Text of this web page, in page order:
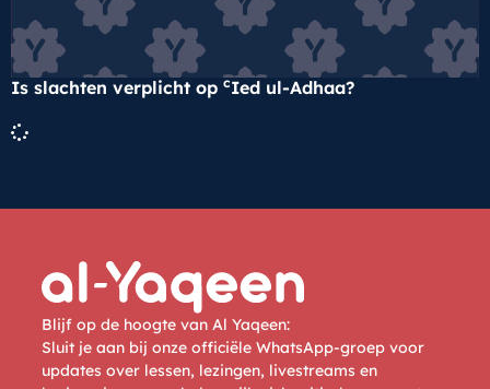
Is slachten verplicht op cIed ul-Adhaa?
Blijf op de hoogte van Al Yaqeen:
Sluit je aan bij onze officiële WhatsApp-groep voor
updates over lessen, lezingen, livestreams en